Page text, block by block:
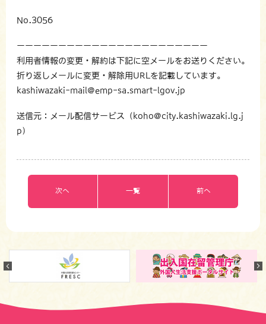
No.3056
ーーーーーーーーーーーーーーーーーーーーーーー
利用者情報の変更・解約は下記に空メールをお送りください。
折り返しメールに変更・解除用URLを記載しています。
kashiwazaki-mail@emp-sa.smart-lgov.jp
送信元：メール配信サービス（koho@city.kashiwazaki.lg.j
p）
次へ 一覧 前へ